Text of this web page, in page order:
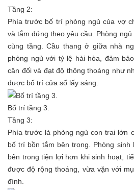
Tầng 2:
Phía trước bố trí phòng ngủ của vợ
và tắm đứng theo yêu cầu. Phòng
cùng tầng. Cầu thang ở giữa nhà
phòng ngủ với tỷ lệ hài hòa, đảm
cân đối và đạt độ thông thoáng như
được bố trí cửa sổ lấy sáng.
Bố trí tầng 3.
Tầng 3:
Phía trước là phòng ngủ con trai lớn
bố trí bồn tắm bên trong. Phòng sinh
bên trong tiện lợi hơn khi sinh hoạt,
được độ rộng thoáng, vừa vặn với
đình.